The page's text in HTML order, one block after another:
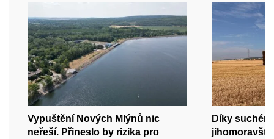
Vypuštění Nových Mlýnů nic
neřeší. Přineslo by rizika pro
Díky
jihomoravští